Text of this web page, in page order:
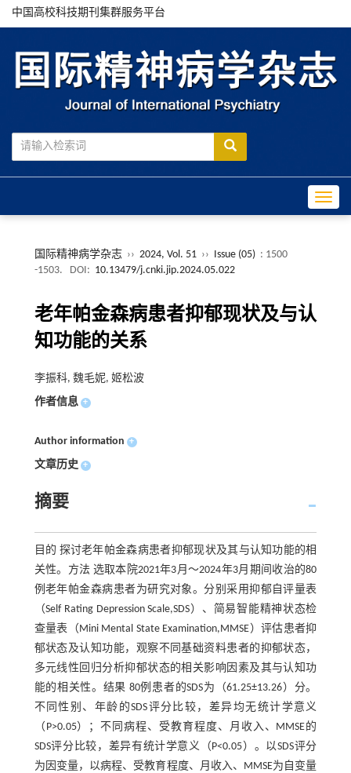
中国高校科技期刊集群服务平台
国际精神病学杂志 ›› 2024, Vol. 51 ›› Issue (05) : 1500
-1503.
DOI: 10.13479/j.cnki.jip.2024.05.022
老年帕金森病患者抑郁现状及与认
知功能的关系
李振科, 魏毛妮, 姬松波
作者信息 +
Author information +
文章历史 +
摘要
目的 探讨老年帕金森病患者抑郁现状及其与认知功能的相
关性。方法 选取本院2021年3月～2024年3月期间收治的80
例老年帕金森病患者为研究对象。分别采用抑郁自评量表
（Self Rating Depression Scale,SDS）、简易智能精神状态检
查量表（Mini Mental State Examination,MMSE）评估患者抑
郁状态及认知功能，观察不同基础资料患者的抑郁状态，
多元线性回归分析抑郁状态的相关影响因素及其与认知功
能的相关性。结果 80例患者的SDS为（61.25±13.26）分。
不同性别、年龄的SDS评分比较，差异均无统计学意义
（P>0.05）；不同病程、受教育程度、月收入、MMSE的
SDS评分比较，差异有统计学意义（P<0.05）。以SDS评分
为因变量，以病程、受教育程度、月收入、MMSE为自变量